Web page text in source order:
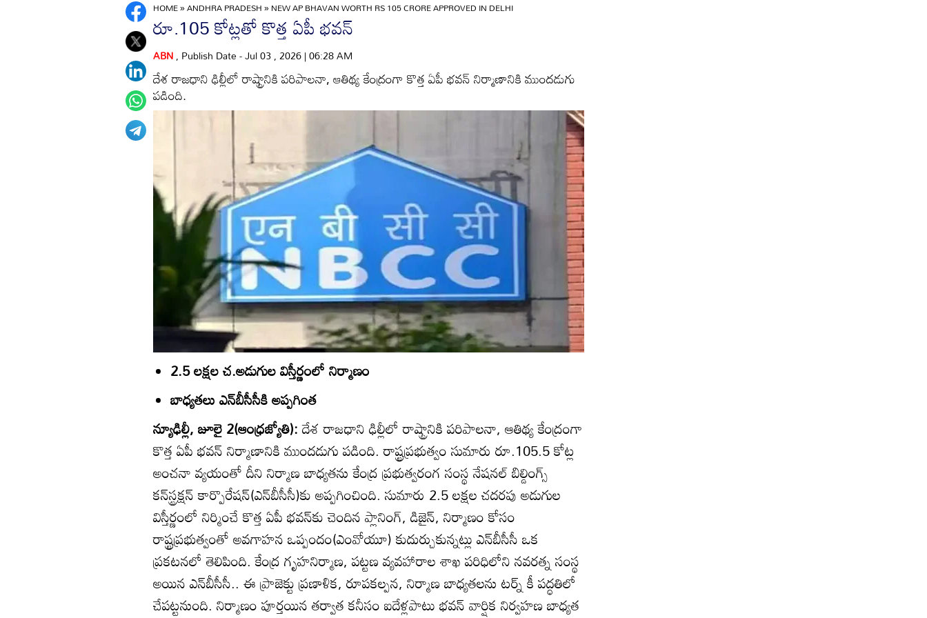
HOME»ANDHRA PRADESH»NEW AP BHAVAN WORTH RS 105 CRORE APPROVED IN DELHI
రూ.105 కోట్లతో కొత్త ఏపీ భవన్‌
ABN, Publish Date - Jul 03 , 2026 | 06:28 AM
దేశ రాజధాని ఢిల్లీలో రాష్ట్రానికి పరిపాలనా, ఆతిథ్య కేంద్రంగా కొత్త ఏపీ భవన్‌ నిర్మాణానికి ముందడుగు
పడింది.
2.5 లక్షల చ.అడుగుల విస్తీర్ణంలో నిర్మాణం
బాధ్యతలు ఎన్‌బీసీసీకి అప్పగింత
న్యూఢిల్లీ, జూలై 2(ఆంధ్రజ్యోతి):దేశ రాజధాని ఢిల్లీలో రాష్ట్రానికి పరిపాలనా, ఆతిథ్య కేంద్రంగా
కొత్త ఏపీ భవన్‌ నిర్మాణానికి ముందడుగు పడింది. రాష్ట్రప్రభుత్వం సుమారు రూ.105.5 కోట్ల
అంచనా వ్యయంతో దీని నిర్మాణ బాధ్యతను కేంద్ర ప్రభుత్వరంగ సంస్థ నేషనల్‌ బిల్డింగ్స్‌
కన్‌స్ట్రక్షన్‌ కార్పొరేషన్‌(ఎన్‌బీసీసీ)కు అప్పగించింది. సుమారు 2.5 లక్షల చదరపు అడుగుల
విస్తీర్ణంలో నిర్మించే కొత్త ఏపీ భవన్‌కు చెందిన ప్లానింగ్‌, డిజైన్‌, నిర్మాణం కోసం
రాష్ట్రప్రభుత్వంతో అవగాహన ఒప్పందం(ఎంవోయూ) కుదుర్చుకున్నట్లు ఎన్‌బీసీసీ ఒక
ప్రకటనలో తెలిపింది. కేంద్ర గృహనిర్మాణ, పట్టణ వ్యవహారాల శాఖ పరిధిలోని నవరత్న సంస్థ
అయిన ఎన్‌బీసీసీ.. ఈ ప్రాజెక్టు ప్రణాళిక, రూపకల్పన, నిర్మాణ బాధ్యతలను టర్న్‌ కీ పద్ధతిలో
చేపట్టనుంది. నిర్మాణం పూర్తయిన తర్వాత కనీసం ఐదేళ్లపాటు భవన్‌ వార్షిక నిర్వహణ బాధ్యత